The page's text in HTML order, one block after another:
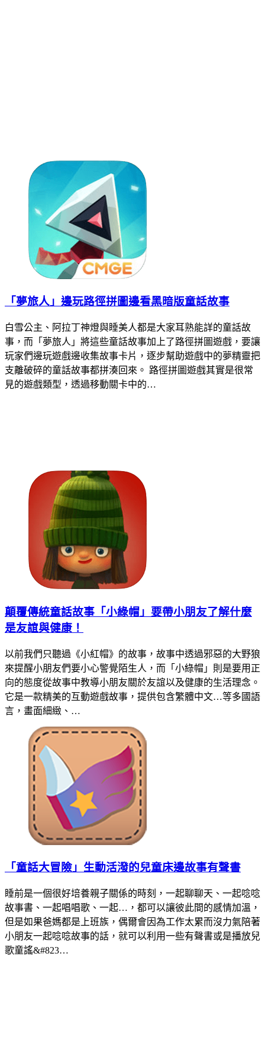
「夢旅人」邊玩路徑拼圖邊看黑暗版童話故事
白雪公主、阿拉丁神燈與睡美人都是大家耳熟能詳的童話故
事，而「夢旅人」將這些童話故事加上了路徑拼圖遊戲，要讓
玩家們邊玩遊戲邊收集故事卡片，逐步幫助遊戲中的夢精靈把
支離破碎的童話故事都拼湊回來。 路徑拼圖遊戲其實是很常
見的遊戲類型，透過移動關卡中的…
顛覆傳統童話故事「小綠帽」要帶小朋友了解什麼
是友誼與健康！
以前我們只聽過《小紅帽》的故事，故事中透過邪惡的大野狼
來提醒小朋友們要小心警覺陌生人，而「小綠帽」則是要用正
向的態度從故事中教導小朋友關於友誼以及健康的生活理念。
它是一款精美的互動遊戲故事，提供包含繁體中文…等多國語
言，畫面細緻、…
「童話大冒險」生動活潑的兒童床邊故事有聲書
睡前是一個很好培養親子關係的時刻，一起聊聊天、一起唸唸
故事書、一起唱唱歌、一起…，都可以讓彼此間的感情加溫，
但是如果爸媽都是上班族，偶爾會因為工作太累而沒力氣陪著
小朋友一起唸唸故事的話，就可以利用一些有聲書或是播放兒
歌童謠&#823…